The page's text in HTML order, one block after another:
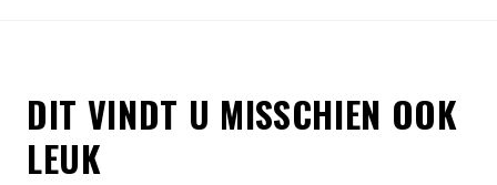
DIT VINDT U MISSCHIEN OOK
LEUK